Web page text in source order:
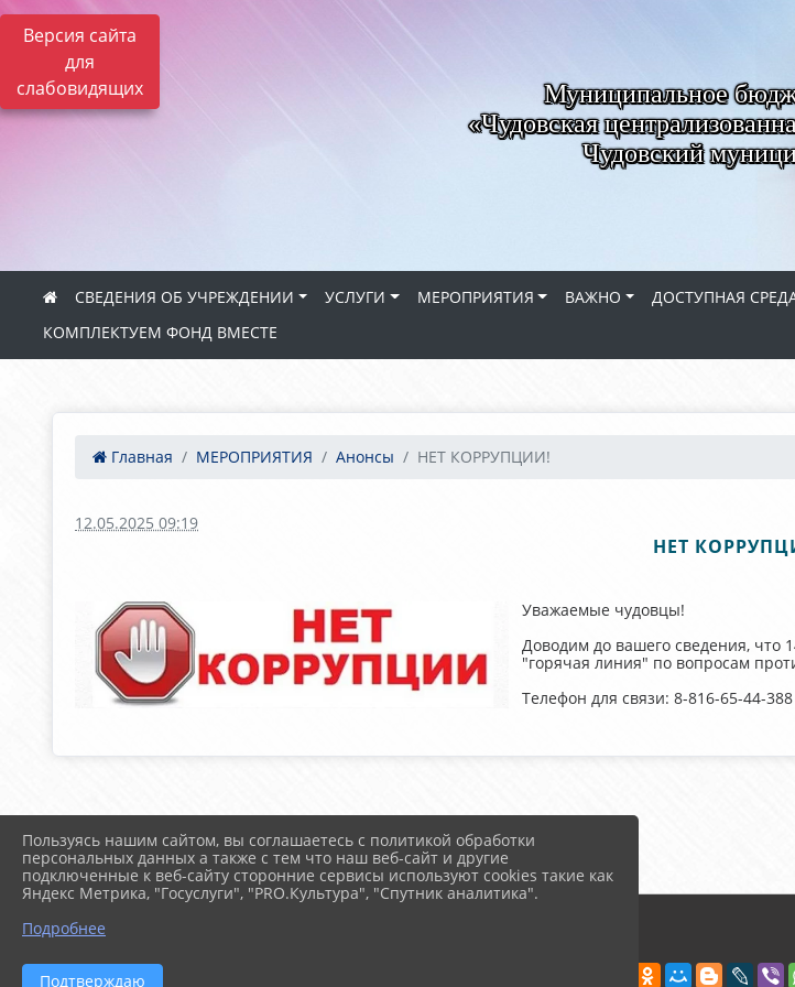
Версия сайта
для
слабовидящих
Муниципальное
«Чудовская
Чудовский
СВЕДЕНИЯ ОБ УЧРЕЖДЕНИИ УСЛУГИ МЕРОПРИЯТИЯ ВАЖНО ДОСТУПНАЯ
КОМПЛЕКТУЕМ ФОНД ВМЕСТЕ
Главная МЕРОПРИЯТИЯ Анонсы НЕТ КОРРУПЦИИ!
12.05.2025 09:19
НЕТ
Уважаемые чудовцы!
Доводим до вашего сведения, что
"горячая линия" по вопросам
Телефон для связи: 8-816-65-44-388
Пользуясь нашим сайтом, вы соглашаетесь с политикой обработки
персональных данных а также с тем что наш веб-сайт и другие
подключенные к веб-сайту сторонние сервисы используют cookies такие как
Яндекс Метрика, "Госуслуги", "PRO.Культура", "Спутник аналитика".
Подробнее
Подтверждаю